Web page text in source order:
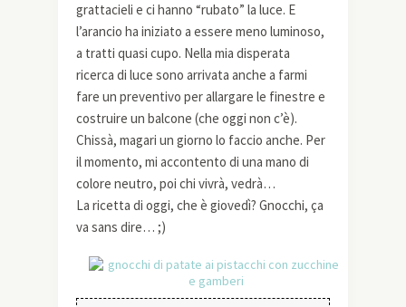
grattacieli e ci hanno “rubato” la luce. E
l’arancio ha iniziato a essere meno luminoso,
a tratti quasi cupo. Nella mia disperata
ricerca di luce sono arrivata anche a farmi
fare un preventivo per allargare le finestre e
costruire un balcone (che oggi non c’è).
Chissà, magari un giorno lo faccio anche. Per
il momento, mi accontento di una mano di
colore neutro, poi chi vivrà, vedrà…
La ricetta di oggi, che è giovedì? Gnocchi, ça
va sans dire… ;)